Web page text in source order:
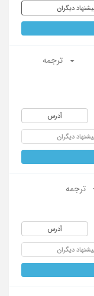
دیگران
ترجمه
آدرس
دیگران
ترجمه
آدرس
دیگران